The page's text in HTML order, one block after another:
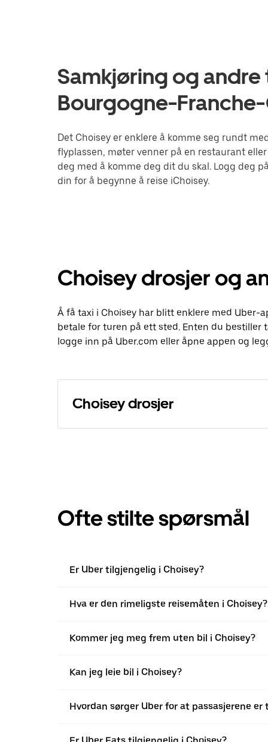
Samkjøring og andre
Bourgogne-
Det Choisey er enklere å komme seg rundt
flyplassen, møter venner på en restaurant
deg med å komme deg dit du skal. Logg deg
din for å begynne å reise iChoisey.
Choisey drosjer og
Å få taxi i Choisey har blitt enklere med Uber-
betale for turen på ett sted. Enten du bestiller
logge inn på Uber.com eller åpne appen og
Choisey drosjer
Ofte stilte spørsmål
Er Uber tilgjengelig i Choisey?
Hva er den rimeligste reisemåten i Choisey?
Kommer jeg meg frem uten bil i Choisey?
Kan jeg leie bil i Choisey?
Hvordan sørger Uber for at passasjerene er